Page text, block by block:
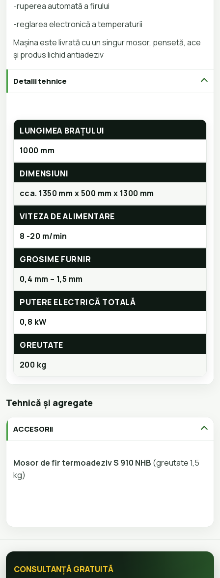
-ruperea automată a firului
-reglarea electronică a temperaturii
Mașina este livrată cu un singur mosor, pensetă, ace
și produs lichid antiadeziv
Detalii tehnice
LUNGIMEA BRAȚULUI
1000 mm
DIMENSIUNI
cca. 1350 mm x 500 mm x 1300 mm
VITEZA DE ALIMENTARE
8 -20 m/min
GROSIME FURNIR
0,4 mm – 1,5 mm
PUTERE ELECTRICĂ TOTALĂ
0,8 kW
GREUTATE
200 kg
Tehnică și agregate
ACCESORII
Mosor de fir termoadeziv S 910 NHB (greutate 1,5
kg)
CONSULTANȚĂ GRATUITĂ